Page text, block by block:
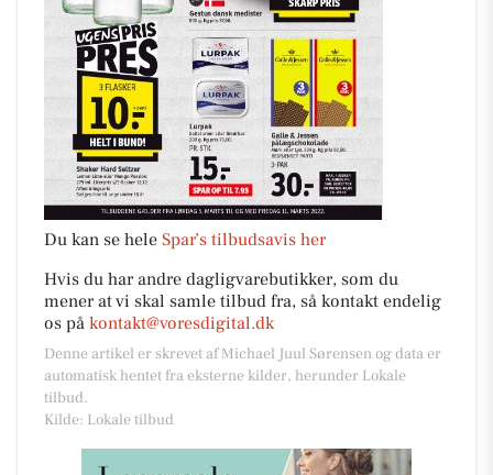
Du kan se hele Spar’s tilbudsavis her
Hvis du har andre dagligvarebutikker, som du
mener at vi skal samle tilbud fra, så kontakt endelig
os på kontakt@voresdigital.dk
Denne artikel er skrevet af Michael Juul Sørensen og data er
automatisk hentet fra eksterne kilder, herunder Lokale
tilbud.
Kilde: Lokale tilbud